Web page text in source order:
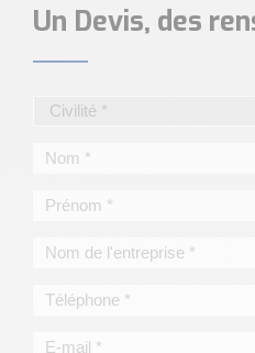
Un Devis, des